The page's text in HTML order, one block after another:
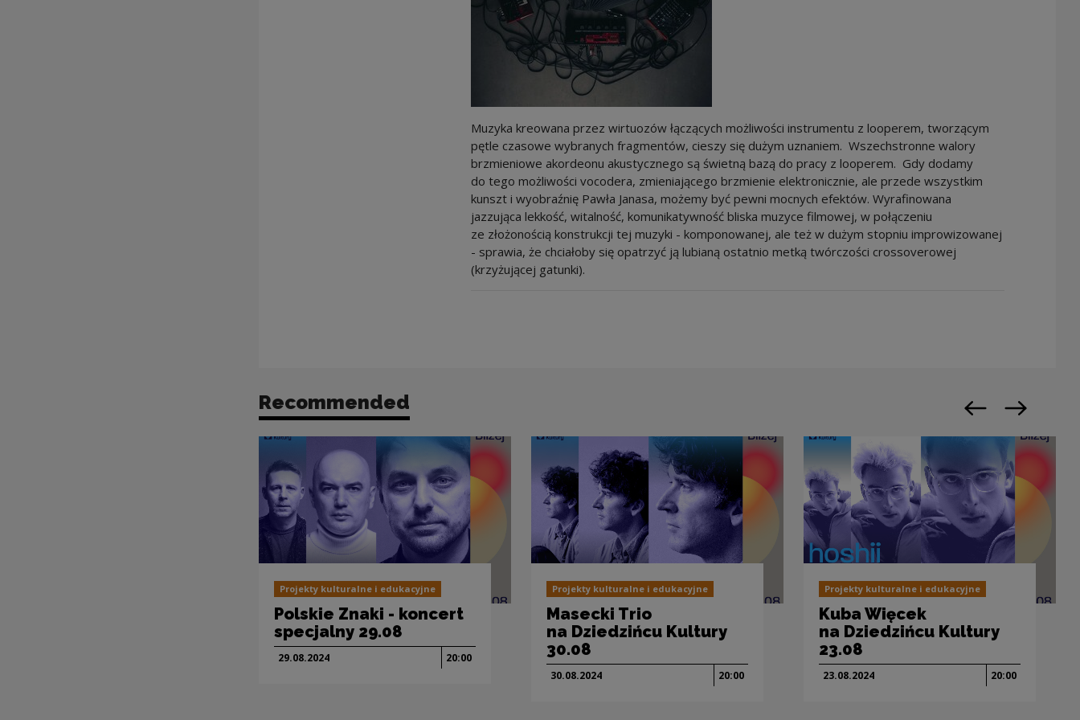
Muzyka kreowana przez wirtuozów łączących możliwości instrumentu z looperem, tworzącym
pętle czasowe wybranych fragmentów, cieszy się dużym uznaniem. Wszechstronne walory
brzmieniowe akordeonu akustycznego są świetną bazą do pracy z looperem. Gdy dodamy
do tego możliwości vocodera, zmieniającego brzmienie elektronicznie, ale przede wszystkim
kunszt i wyobraźnię Pawła Janasa, możemy być pewni mocnych efektów. Wyrafinowana
jazzująca lekkość, witalność, komunikatywność bliska muzyce filmowej, w połączeniu
ze złożonością konstrukcji tej muzyki - komponowanej, ale też w dużym stopniu improwizowanej
- sprawia, że chciałoby się opatrzyć ją lubianą ostatnio metką twórczości crossoverowej
(krzyżującej gatunki).
Recommended
Projekty kulturalne i edukacyjne
Polskie Znaki - koncert
specjalny 29.08
29.08.2024 20:00
Projekty kulturalne i edukacyjne
Masecki Trio
na Dziedzińcu Kultury
30.08
30.08.2024 20:00
Projekty kulturalne i edukacyjne
Kuba Więcek
na Dziedzińcu Kultury
23.08
23.08.2024 20:00
Previous slide
Next slide